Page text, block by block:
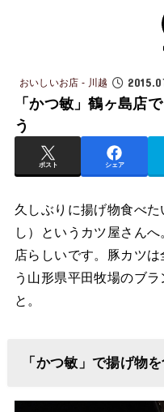
おいしいお店 - 川越
「かつ敏」鶴ヶ島店
う
ポスト シェア
久しぶりに揚げ物食べ
し）というカツ屋さん
店らしいです。豚カツ
う山形県平田牧場のブ
と。
「かつ敏」で揚げ物